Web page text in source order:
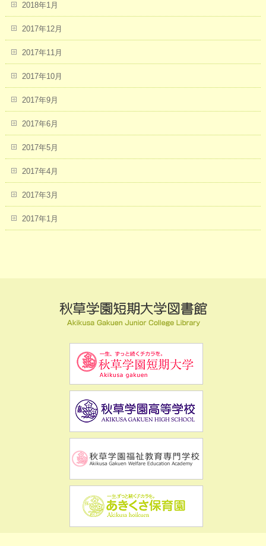
2018年1月
2017年12月
2017年11月
2017年10月
2017年9月
2017年6月
2017年5月
2017年4月
2017年3月
2017年1月